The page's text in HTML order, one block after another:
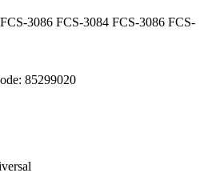
3086 FCS-3084 FCS-3086 FCS-
85299020